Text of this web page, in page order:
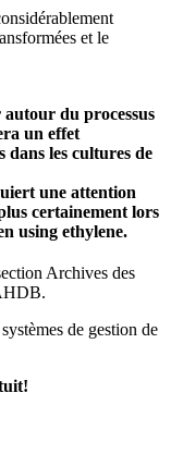
et le
du processus
un effet
dans les cultures de
une attention
certainement lors
using ethylene.
Archives des
de gestion de